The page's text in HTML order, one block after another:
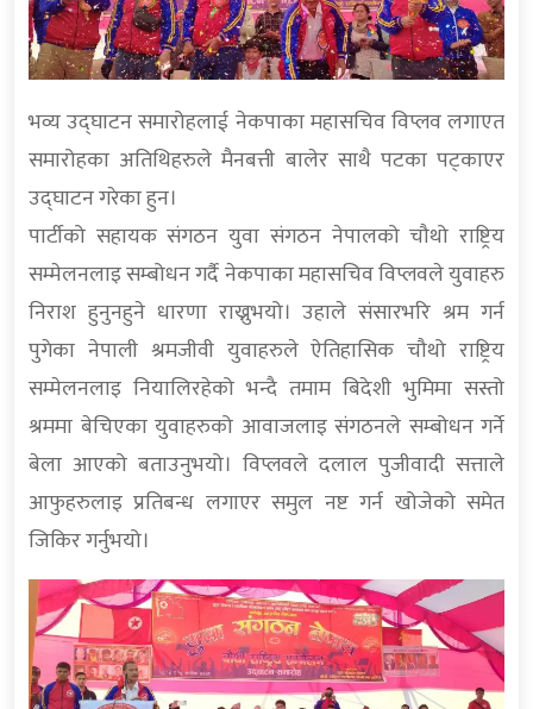
भव्य उद्घाटन समारोहलाई नेकपाका महासचिव विप्लव लगाएत
समारोहका अतिथिहरुले मैनबत्ती बालेर साथै पटका पट्काएर
उद्घाटन गरेका हुन।
पार्टीको सहायक संगठन युवा संगठन नेपालको चौथो राष्ट्रिय
सम्मेलनलाइ सम्बोधन गर्दै नेकपाका महासचिव विप्लवले युवाहरु
निराश हुनुनहुने धारणा राख्नुभयो। उहाले संसारभरि श्रम गर्न
पुगेका नेपाली श्रमजीवी युवाहरुले ऐतिहासिक चौथो राष्ट्रिय
सम्मेलनलाइ नियालिरहेको भन्दै तमाम बिदेशी भुमिमा सस्तो
श्रममा बेचिएका युवाहरुको आवाजलाइ संगठनले सम्बोधन गर्ने
बेला आएको बताउनुभयो। विप्लवले दलाल पुजीवादी सत्ताले
आफुहरुलाइ प्रतिबन्ध लगाएर समुल नष्ट गर्न खोजेको समेत
जिकिर गर्नुभयो।